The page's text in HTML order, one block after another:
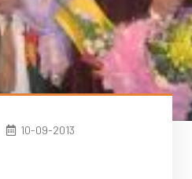
10-09-2013